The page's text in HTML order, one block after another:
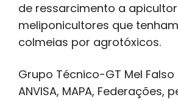
de ressarcimento a
meliponicultores que
colmeias por agrotóxicos.
Grupo Técnico-GT Mel
ANVISA, MAPA, Federações,